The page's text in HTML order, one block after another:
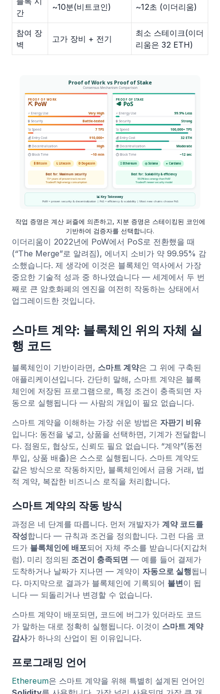
간
~10분(비트코인) ~12초 (이더리움)
참여 장
벽
고가 장비 + 전기
최소 스테이크(이더
리움은 32 ETH)
작업 증명은 계산 퍼즐에 의존하고, 지분 증명은 스테이킹된 코인에
기반하여 검증자를 선택합니다.
이더리움이 2022년에 PoW에서 PoS로 전환했을 때
(“The Merge”로 알려짐), 에너지 소비가 약 99.95% 감
소했습니다. 제 생각에 이것은 블록체인 역사에서 가장
중요한 기술적 성과 중 하나였습니다 — 세계에서 두 번
째로 큰 암호화폐의 엔진을 여전히 작동하는 상태에서
업그레이드한 것입니다.
스마트 계약: 블록체인 위의 자체 실
행 코드
블록체인이 기반이라면, 스마트 계약은 그 위에 구축된
애플리케이션입니다. 간단히 말해, 스마트 계약은 블록
체인에 저장된 프로그램으로, 특정 조건이 충족되면 자
동으로 실행됩니다 — 사람의 개입이 필요 없습니다.
스마트 계약을 이해하는 가장 쉬운 방법은 자판기 비유
입니다: 동전을 넣고, 상품을 선택하면, 기계가 전달합니
다. 점원도, 협상도, 신뢰도 필요 없습니다. “계약”(동전
투입, 상품 배출)은 스스로 실행됩니다. 스마트 계약도
같은 방식으로 작동하지만, 블록체인에서 금융 거래, 법
적 계약, 복잡한 비즈니스 로직을 처리합니다.
스마트 계약의 작동 방식
과정은 네 단계를 따릅니다. 먼저 개발자가 계약 코드를
작성합니다 — 규칙과 조건을 정의합니다. 그런 다음 코
드가 블록체인에 배포되어 자체 주소를 받습니다(지갑처
럼). 미리 정의된 조건이 충족되면 — 예를 들어 결제가
도착하거나 날짜가 지나면 — 계약이 자동으로 실행됩니
다. 마지막으로 결과가 블록체인에 기록되어 불변이 됩
니다 — 되돌리거나 변경할 수 없습니다.
스마트 계약이 배포되면, 코드에 버그가 있더라도 코드
가 말하는 대로 정확히 실행됩니다. 이것이 스마트 계약
감사가 하나의 산업이 된 이유입니다.
프로그래밍 언어
Ethereum은 스마트 계약을 위해 특별히 설계된 언어인